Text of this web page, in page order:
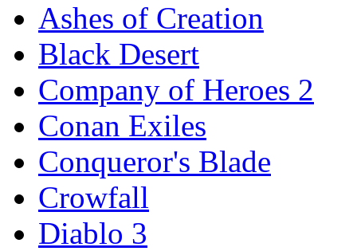
Ashes of Creation
Black Desert
Company of Heroes 2
Conan Exiles
Conqueror's Blade
Crowfall
Diablo 3